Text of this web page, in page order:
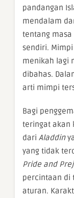
pandangan
mendalam
tentang
sendiri.
menikah lagi
dibahas.
arti mimpi
Bagi
teringat akan
dari Aladdin
yang tidak
Pride and
percintaan di
aturan.